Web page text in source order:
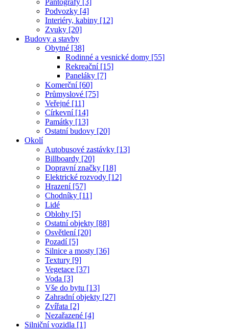
Podvozky [4]
Interiéry, kabiny [12]
Zvuky [20]
Budovy a stavby
Obytné [38]
Rodinné a vesnické domy [55]
Rekreační [15]
Paneláky [7]
Komerční [60]
Průmyslové [75]
Veřejné [11]
Církevní [14]
Památky [13]
Ostatní budovy [20]
Okolí
Autobusové zastávky [13]
Billboardy [20]
Dopravní značky [18]
Elektrické rozvody [12]
Hrazení [57]
Chodníky [11]
Lidé
Oblohy [5]
Ostatní objekty [88]
Osvětlení [20]
Pozadí [5]
Silnice a mosty [36]
Textury [9]
Vegetace [37]
Voda [3]
Vše do bytu [13]
Zahradní objekty [27]
Zvířata [2]
Nezařazené [4]
Silniční vozidla [1]